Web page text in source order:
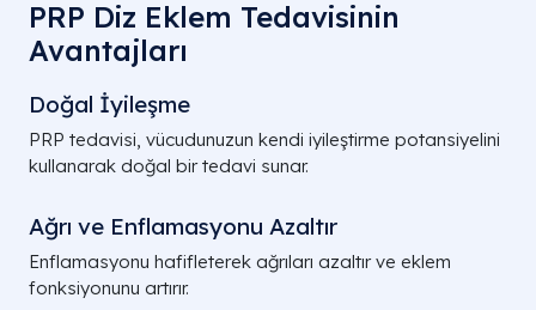
PRP Diz Eklem Tedavisinin
Avantajları
Doğal İyileşme
PRP tedavisi, vücudunuzun kendi iyileştirme potansiyelini
kullanarak doğal bir tedavi sunar.
Ağrı ve Enflamasyonu Azaltır
Enflamasyonu hafifleterek ağrıları azaltır ve eklem
fonksiyonunu artırır.